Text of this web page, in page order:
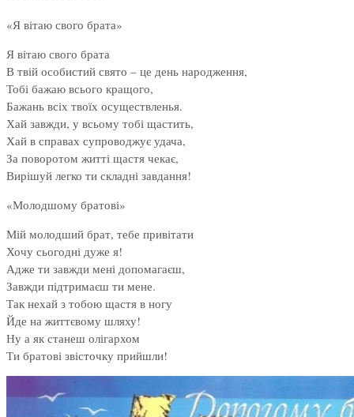
«Я вітаю свого брата»
Я вітаю свого брата
В твій особистий свято – це день народження,
Тобі бажаю всього кращого,
Бажань всіх твоїх осуществленья.
Хай завжди, у всьому тобі щастить,
Хай в справах супроводжує удача,
За поворотом житті щастя чекає,
Вирішуй легко ти складні завдання!
«Молодшому братові»
Мій молодший брат, тебе привітати
Хочу сьогодні дуже я!
Адже ти завжди мені допомагаєш,
Завжди підтримаєш ти мене.
Так нехай з тобою щастя в ногу
Йде на життєвому шляху!
Ну а як станеш олігархом
Ти братові звісточку прийшли!